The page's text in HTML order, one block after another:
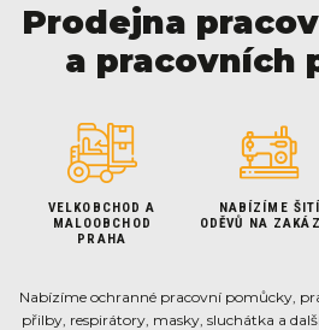
Prodejna
a pracovních
VELKOBCHOD A
MALOOBCHOD
PRAHA
NABÍZÍME ŠITÍ
ODĚVŮ NA
Nabízíme ochranné pracovní pomůcky,
přilby, respirátory, masky, sluchátka a